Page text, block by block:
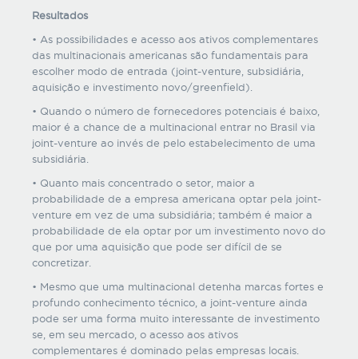
Resultados
• As possibilidades e acesso aos ativos complementares
das multinacionais americanas são fundamentais para
escolher modo de entrada (joint-venture, subsidiária,
aquisição e investimento novo/greenfield).
• Quando o número de fornecedores potenciais é baixo,
maior é a chance de a multinacional entrar no Brasil via
joint-venture ao invés de pelo estabelecimento de uma
subsidiária.
• Quanto mais concentrado o setor, maior a
probabilidade de a empresa americana optar pela joint-
venture em vez de uma subsidiária; também é maior a
probabilidade de ela optar por um investimento novo do
que por uma aquisição que pode ser difícil de se
concretizar.
• Mesmo que uma multinacional detenha marcas fortes e
profundo conhecimento técnico, a joint-venture ainda
pode ser uma forma muito interessante de investimento
se, em seu mercado, o acesso aos ativos
complementares é dominado pelas empresas locais.